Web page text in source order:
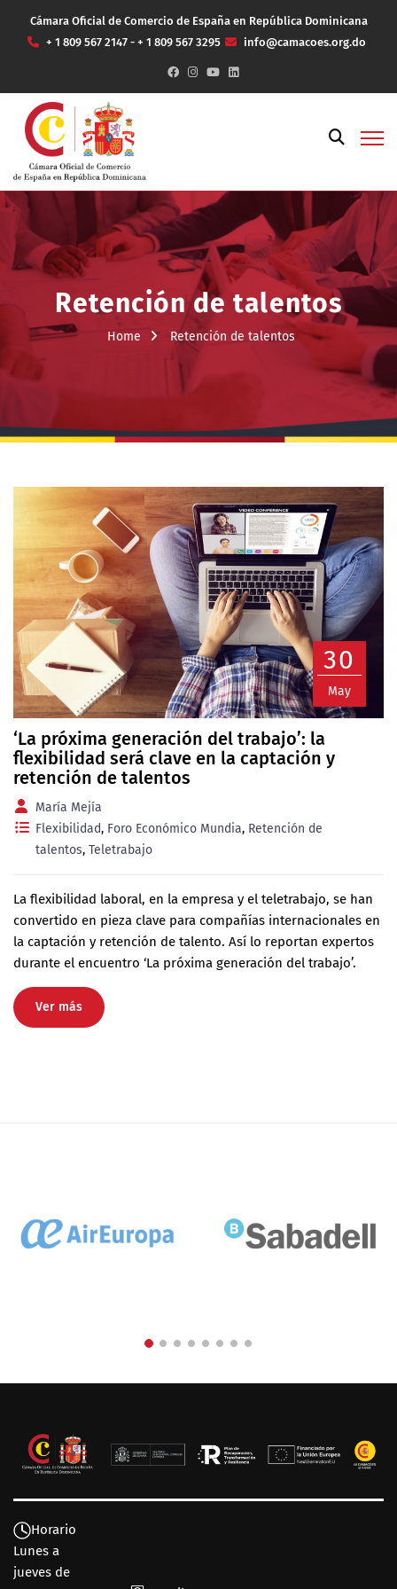
Cámara Oficial de Comercio de España en República Dominicana
+ 1 809 567 2147 - + 1 809 567 3295
info@camacoes.org.do
Retención de talentos
Home Retención de talentos
30
May
‘La próxima generación del trabajo’: la
flexibilidad será clave en la captación y
retención de talentos
María Mejía
Flexibilidad, Foro Económico Mundia, Retención de
talentos, Teletrabajo
La flexibilidad laboral, en la empresa y el teletrabajo, se han
convertido en pieza clave para compañías internacionales en
la captación y retención de talento. Así lo reportan expertos
durante el encuentro ‘La próxima generación del trabajo’.
Ver más
Horario
Lunes a
jueves de